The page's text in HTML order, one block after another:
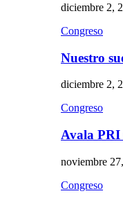
diciembre 2,
Congreso
Nuestro
diciembre 2,
Congreso
Avala PRI
noviembre
Congreso